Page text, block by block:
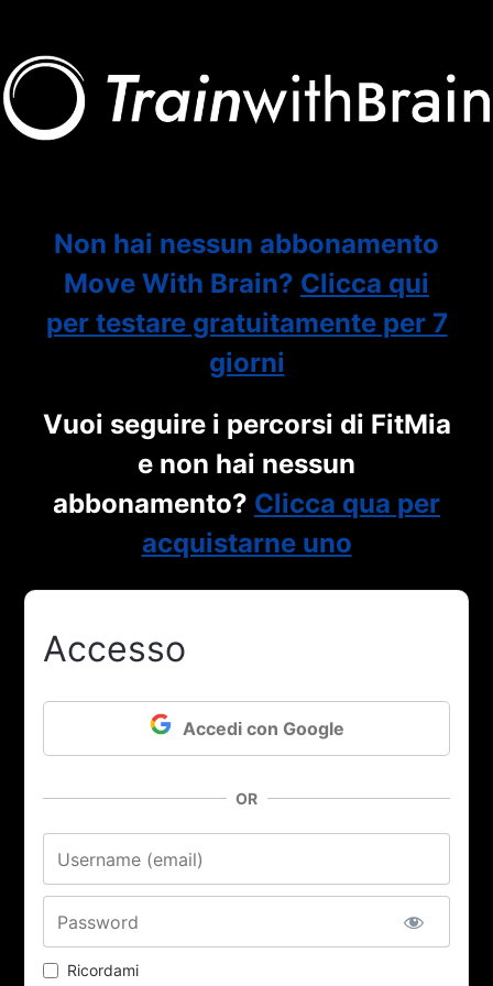
Non hai nessun abbonamento
Move With Brain? Clicca qui
per testare gratuitamente per 7
giorni
Vuoi seguire i percorsi di FitMia
e non hai nessun
abbonamento? Clicca qua per
acquistarne uno
Accesso
Accedi con Google
OR
Ricordami